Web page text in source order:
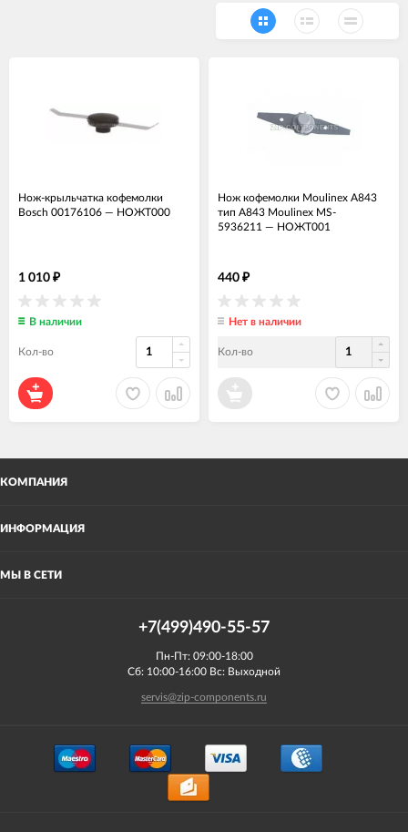
Нож-крыльчатка кофемолки
Bosch 00176106 — НОЖТ000
1 010 ₽
В наличии
Кол-во
Нож кофемолки Moulinex A843
тип A843 Moulinex MS-
5936211 — НОЖТ001
440 ₽
Нет в наличии
Кол-во
КОМПАНИЯ
ИНФОРМАЦИЯ
МЫ В СЕТИ
+7(499)490-55-57
Пн-Пт: 09:00-18:00
Сб: 10:00-16:00 Вс: Выходной
servis@zip-components.ru